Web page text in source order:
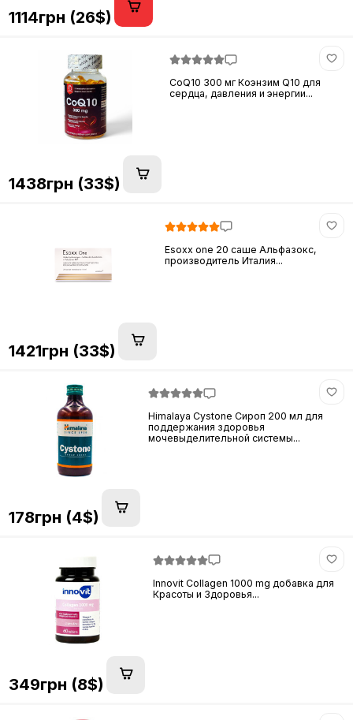
1114грн (26$)
CoQ10 300 мг Коэнзим Q10 для
сердца, давления и энергии...
1438грн (33$)
Esoxx one 20 саше Альфазокс,
производитель Италия...
1421грн (33$)
Himalaya Cystone Сироп 200 мл для
поддержания здоровья
мочевыделительной системы...
178грн (4$)
Innovit Collagen 1000 mg добавка для
Красоты и Здоровья...
349грн (8$)